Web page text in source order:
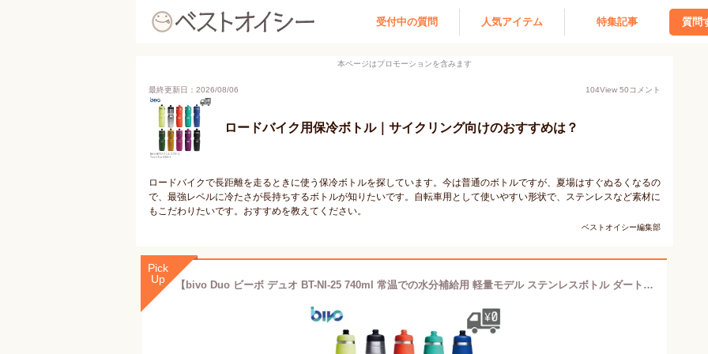
受付中の質問 人気アイテム 特集記事 質問
本ページはプロモーションを含みます
最終更新日：2026/08/06 104View 50コメント
ロードバイク用保冷ボトル｜サイクリング向けのおすすめは？
ロードバイクで長距離を走るときに使う保冷ボトルを探しています。今は普通のボトルですが、夏場はすぐぬるくなるの
で、最強レベルに冷たさが長持ちするボトルが知りたいです。自転車用として使いやすい形状で、ステンレスなど素材に
もこだわりたいです。おすすめを教えてください。
ベストオイシー編集部
Pick
Up
【bivo Duo ビーボ デュオ BT-NI-25 740ml 常温での水分補給用 軽量モデル ステンレスボトル ダートキャップ付きも選べる 自転車 ドリンク サイクルボトル 水筒 水分補給 保冷 保温 なし ロードバイク クロスバイク ボトルケージ アウトドア NASA 高流量スポーツノズル】